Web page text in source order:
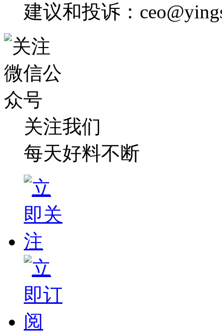
建议和投诉：
关注我们
每天好料不断